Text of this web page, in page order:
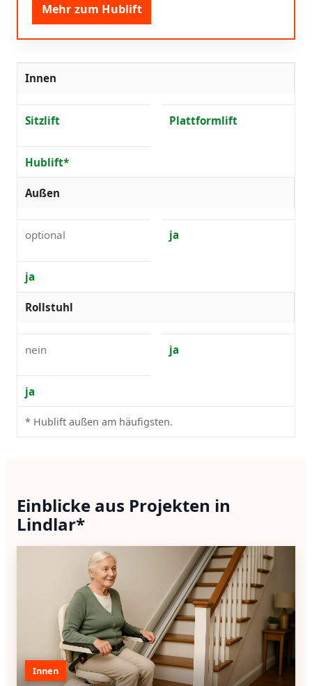
Mehr zum Hublift
Innen
Sitzlift Plattformlift
Hublift*
Außen
optional ja
ja
Rollstuhl
nein ja
ja
* Hublift außen am häufigsten.
Einblicke aus Projekten in
Lindlar*
Innen